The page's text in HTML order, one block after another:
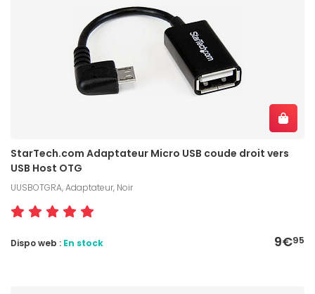
StarTech.com Adaptateur Micro USB coude droit vers
USB Host OTG
UUSBOTGRA, Adaptateur, Noir
9€95
Dispo web : En stock